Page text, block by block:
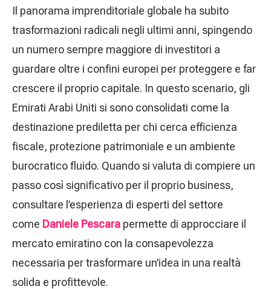
Il panorama imprenditoriale globale ha subito
trasformazioni radicali negli ultimi anni, spingendo
un numero sempre maggiore di investitori a
guardare oltre i confini europei per proteggere e far
crescere il proprio capitale. In questo scenario, gli
Emirati Arabi Uniti si sono consolidati come la
destinazione prediletta per chi cerca efficienza
fiscale, protezione patrimoniale e un ambiente
burocratico fluido. Quando si valuta di compiere un
passo così significativo per il proprio business,
consultare l’esperienza di esperti del settore
come Daniele Pescara permette di approcciare il
mercato emiratino con la consapevolezza
necessaria per trasformare un’idea in una realtà
solida e profittevole.